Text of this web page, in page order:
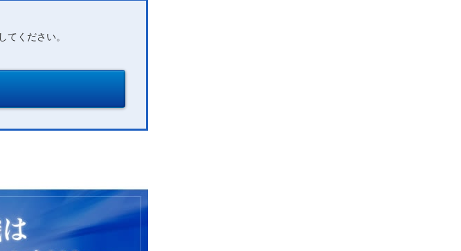
てください。